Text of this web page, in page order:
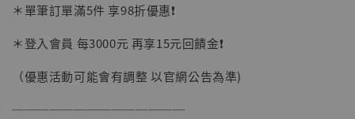
＊單筆訂單滿5件 享98折優惠❗️
＊登入會員 每3000元 再享15元回饋金❗️
（優惠活動可能會有調整 以官網公告為準)
──────────────